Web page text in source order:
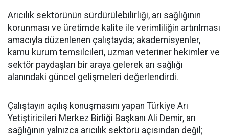
Arıcılık sektörünün sürdürülebilirliği, arı sağlığının
korunması ve üretimde kalite ile verimliliğin artırılması
amacıyla düzenlenen çalıştayda; akademisyenler,
kamu kurum temsilcileri, uzman veteriner hekimler ve
sektör paydaşları bir araya gelerek arı sağlığı
alanındaki güncel gelişmeleri değerlendirdi.
Çalıştayın açılış konuşmasını yapan Türkiye Arı
Yetiştiricileri Merkez Birliği Başkanı Ali Demir, arı
sağlığının yalnızca arıcılık sektörü açısından değil;